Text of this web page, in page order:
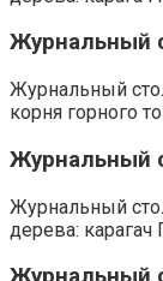
Журнальный
Журнальный
корня горного
Журнальный
Журнальный
дерева: